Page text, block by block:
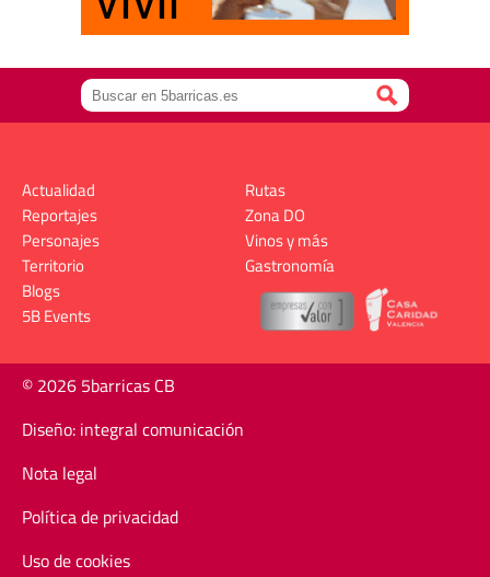
Actualidad
Reportajes
Personajes
Territorio
Rutas
Zona DO
Vinos y más
Gastronomía
Blogs
5B Events
© 2026 5barricas CB
Diseño: integral comunicación
Nota legal
Política de privacidad
Uso de cookies